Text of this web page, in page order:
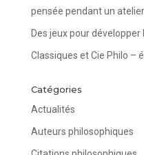
pensée pendant un
Des jeux pour développer
Classiques et Cie Philo –
Catégories
Actualités
Auteurs philosophiques